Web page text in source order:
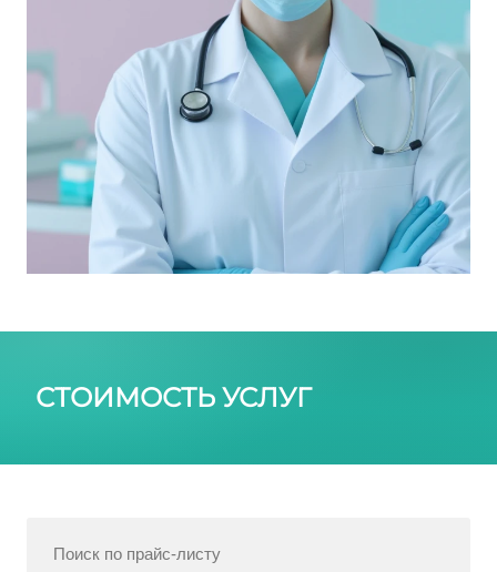
СТОИМОСТЬ УСЛУГ